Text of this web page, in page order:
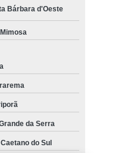
Bárbara d'Oeste
da Serra
do Sul